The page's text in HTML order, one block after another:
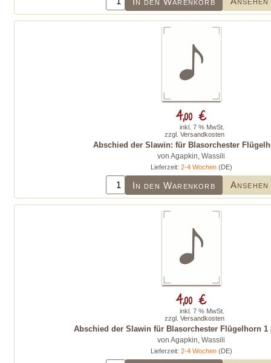
Abschied der Slawin: für Blasorchester
von Agapkin, Wassili
Lieferzeit: 2-4 Wochen(DE)
In den Warenkorb Ansehen
4,00 €
inkl. 7 % MwSt.
zzgl. Versandkosten
Abschied der Slawin für Blasorchester Flügelhorn 1
von Agapkin, Wassili
Lieferzeit: 2-4 Wochen(DE)
4,00 €
inkl. 7 % MwSt.
zzgl. Versandkosten